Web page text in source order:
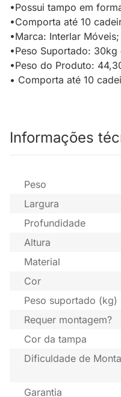
•Possui tampo em
•Comporta até 10
•Marca: Interlar Móveis;
•Peso Suportado:
•Peso do Produto:
• Comporta até 10
Informações
Peso
Largura
Profundidade
Altura
Material
Cor
Peso suportado (kg)
Requer montagem?
Cor da tampa
Dificuldade de
Garantia